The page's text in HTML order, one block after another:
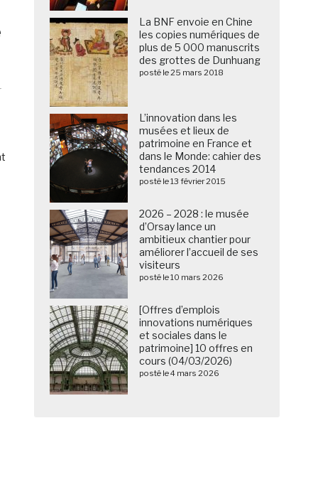
La BNF envoie en Chine
les copies numériques de
plus de 5 000 manuscrits
des grottes de Dunhuang
posté le 25 mars 2018
L’innovation dans les
musées et lieux de
patrimoine en France et
dans le Monde: cahier des
tendances 2014
posté le 13 février 2015
2026 – 2028 : le musée
d’Orsay lance un
ambitieux chantier pour
améliorer l’accueil de ses
visiteurs
posté le 10 mars 2026
[Offres d’emplois
innovations numériques
et sociales dans le
patrimoine] 10 offres en
cours (04/03/2026)
posté le 4 mars 2026